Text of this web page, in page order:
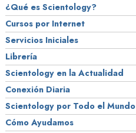
¿Qué es Scientology?
Cursos por Internet
Servicios Iniciales
Librería
Scientology en la Actualidad
Conexión Diaria
Scientology por Todo el Mundo
Cómo Ayudamos